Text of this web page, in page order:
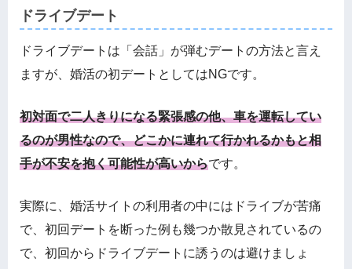
ドライブデート
ドライブデートは「会話」が弾むデートの方法と言え
ますが、婚活の初デートとしてはNGです。
初対面で二人きりになる緊張感の他、車を運転してい
るのが男性なので、どこかに連れて行かれるかもと相
手が不安を抱く可能性が高いからです。
実際に、婚活サイトの利用者の中にはドライブが苦痛
で、初回デートを断った例も幾つか散見されているの
で、初回からドライブデートに誘うのは避けましょ